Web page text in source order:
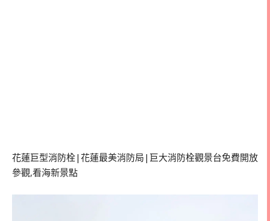
花蓮巨型消防栓|花蓮最美消防局|巨大消防栓觀景台免費開放
參觀,看海新景點